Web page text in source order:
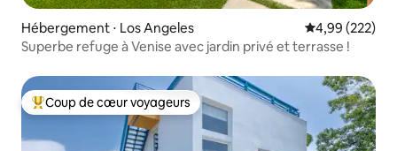
Hébergement ⋅ Los Angeles Évaluation
4,99 (222)
Superbe refuge à Venise avec jardin privé et terrasse !
Coups de cœur voyageurs les plus appréciés
Coup de cœur voyageurs